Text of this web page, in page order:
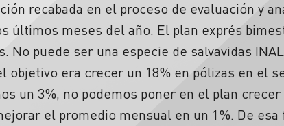
recabada en el proceso de evaluación y
últimos meses del año. El plan exprés
No puede ser una especie de salvavidas
objetivo era crecer un 18% en pólizas en el
un 3%, no podemos poner en el plan
el promedio mensual en un 1%. De esa